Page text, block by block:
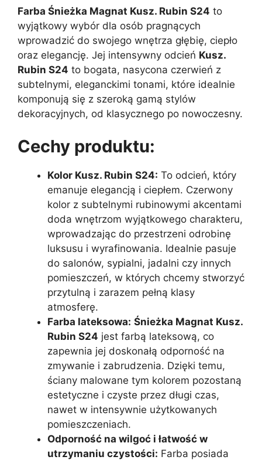
Farba Śnieżka Magnat Kusz. Rubin S24 to
wyjątkowy wybór dla osób pragnących
wprowadzić do swojego wnętrza głębię, ciepło
oraz elegancję. Jej intensywny odcień Kusz.
Rubin S24 to bogata, nasycona czerwień z
subtelnymi, eleganckimi tonami, które idealnie
komponują się z szeroką gamą stylów
dekoracyjnych, od klasycznego po nowoczesny.
Cechy produktu:
Kolor Kusz. Rubin S24: To odcień, który
emanuje elegancją i ciepłem. Czerwony
kolor z subtelnymi rubinowymi akcentami
doda wnętrzom wyjątkowego charakteru,
wprowadzając do przestrzeni odrobinę
luksusu i wyrafinowania. Idealnie pasuje
do salonów, sypialni, jadalni czy innych
pomieszczeń, w których chcemy stworzyć
przytulną i zarazem pełną klasy
atmosferę.
Farba lateksowa: Śnieżka Magnat Kusz.
Rubin S24 jest farbą lateksową, co
zapewnia jej doskonałą odporność na
zmywanie i zabrudzenia. Dzięki temu,
ściany malowane tym kolorem pozostaną
estetyczne i czyste przez długi czas,
nawet w intensywnie użytkowanych
pomieszczeniach.
Odporność na wilgoć i łatwość w
utrzymaniu czystości: Farba posiada